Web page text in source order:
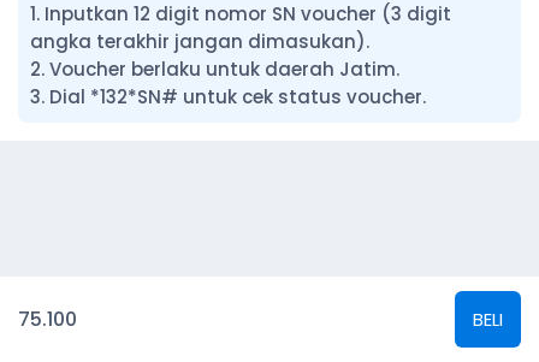
1. Inputkan 12 digit nomor SN voucher (3 digit
angka terakhir jangan dimasukan).
2. Voucher berlaku untuk daerah Jatim.
3. Dial *132*SN# untuk cek status voucher.
75.100 BELI